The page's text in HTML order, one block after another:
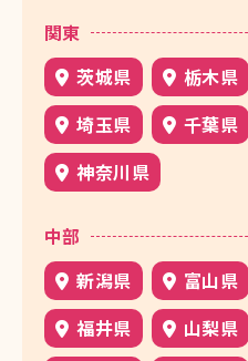
関東
茨城県
栃木県
埼玉県
千葉県
神奈川県
中部
新潟県
富山県
福井県
山梨県